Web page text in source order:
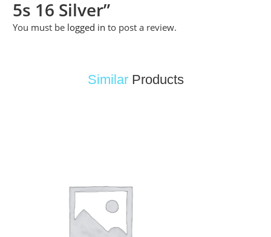
5s 16 Silver”
You must be logged in to post a review.
SimilarProducts